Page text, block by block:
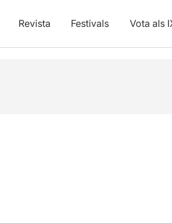
Revista Festivals Vota als